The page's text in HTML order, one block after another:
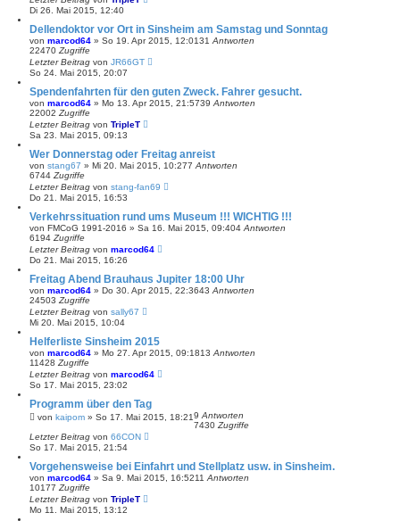
Di 26. Mai 2015, 12:40
Dellendoktor vor Ort in Sinsheim am Samstag und Sonntag
von marcod64 » So 19. Apr 2015, 12:0131 Antworten
22470 Zugriffe
Letzter Beitrag von JR66GT
So 24. Mai 2015, 20:07
Spendenfahrten für den guten Zweck. Fahrer gesucht.
von marcod64 » Mo 13. Apr 2015, 21:5739 Antworten
22002 Zugriffe
Letzter Beitrag von TripleT
Sa 23. Mai 2015, 09:13
Wer Donnerstag oder Freitag anreist
von stang67 » Mi 20. Mai 2015, 10:277 Antworten
6744 Zugriffe
Letzter Beitrag von stang-fan69
Do 21. Mai 2015, 16:53
Verkehrssituation rund ums Museum !!! WICHTIG !!!
von FMCoG 1991-2016 » Sa 16. Mai 2015, 09:404 Antworten
6194 Zugriffe
Letzter Beitrag von marcod64
Do 21. Mai 2015, 16:26
Freitag Abend Brauhaus Jupiter 18:00 Uhr
von marcod64 » Do 30. Apr 2015, 22:3643 Antworten
24503 Zugriffe
Letzter Beitrag von sally67
Mi 20. Mai 2015, 10:04
Helferliste Sinsheim 2015
von marcod64 » Mo 27. Apr 2015, 09:1813 Antworten
11428 Zugriffe
Letzter Beitrag von marcod64
So 17. Mai 2015, 23:02
Programm über den Tag
von kaipom » So 17. Mai 2015, 18:219 Antworten
7430 Zugriffe
Letzter Beitrag von 66CON
So 17. Mai 2015, 21:54
Vorgehensweise bei Einfahrt und Stellplatz usw. in Sinsheim.
von marcod64 » Sa 9. Mai 2015, 16:5211 Antworten
10177 Zugriffe
Letzter Beitrag von TripleT
Mo 11. Mai 2015, 13:12